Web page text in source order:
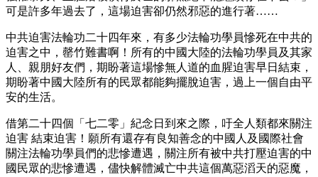
可是許多年過去了，這場迫害卻仍然邪惡的進行著……
中共迫害法輪功二十四年來，有多少法輪功學員慘死在中共的
迫害之中，罄竹難書啊！所有的中國大陸的法輪功學員及其家
人、親朋好友們，期盼著這場慘無人道的血腥迫害早日結束，
期盼著中國大陸所有的民眾都能夠擺脫迫害，過上一個自由平
安的生活。
借第二十四個「七二零」紀念日到來之際，吁全人類都來關注
迫害 結束迫害！願所有還存有良知善念的中國人及國際社會
關注法輪功學員們的悲慘遭遇，關注所有被中共打壓迫害的中
國民眾的悲慘遭遇，儘快解體滅亡中共這個萬惡滔天的惡魔，